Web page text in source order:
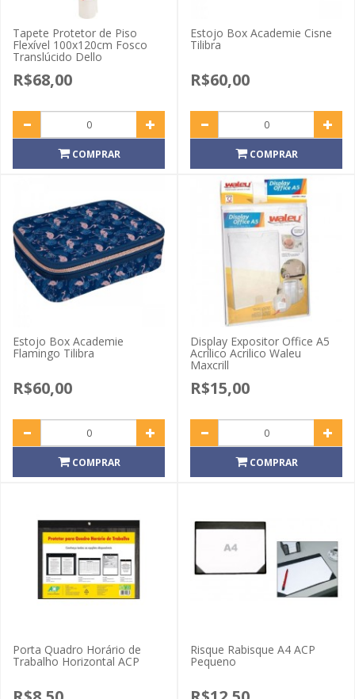
Tapete Protetor de Piso
Flexível 100x120cm Fosco
Translúcido Dello
R$68,00
COMPRAR
Estojo Box Academie Cisne
Tilibra
R$60,00
COMPRAR
Estojo Box Academie
Flamingo Tilibra
R$60,00
COMPRAR
Display Expositor Office A5
Acrílico Acrilico Waleu
Maxcrill
R$15,00
COMPRAR
Porta Quadro Horário de
Trabalho Horizontal ACP
Risque Rabisque A4 ACP
Pequeno